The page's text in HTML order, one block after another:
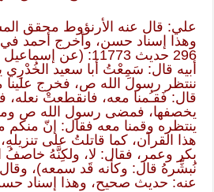
علي: قال عنه الأرنؤوط محقق
296 حديث 11773: (عن
أبيه قال: سَمِعْتُ أبا سعيد الخُدْرِي
ننتظر رسولَ الله ص، فخرج
قال: فَقـُمنا معه، فانقطعتْ نعله،
يخصفها، فمضى رسول الله ص
ينتظره وقمنا معه فقال: إنّ منكم
هذا القرآن، كما قاتلتُ على
بكر وعمر، فقال: لا، ولكِنَّهُ خاصفُ
نُبشِّرهُ قال: وكأنه قَد سمعه)،
عنه: حديث صحيح، وهذا إسناد